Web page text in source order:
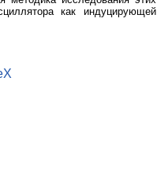
как индуцирующей